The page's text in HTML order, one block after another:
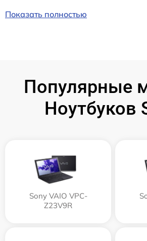
Показать полностью
Популярные
Ноутбуков
Sony VAIO VPC-
Z23V9R